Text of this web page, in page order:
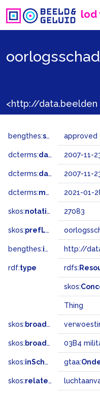
lod
bengthes:status approved
dcterms:dateAccepted 2007-11-
dcterms:dateSubmitted 2007-11-
dcterms:modified 2021-01-
skos:notation 27083
skos:prefLabel
bengthes:inSet http://
rdf:type rdfs:
skos:
Thing
skos: broader
skos: broadMatch 03B4
skos:inScheme gtaa:
skos:related